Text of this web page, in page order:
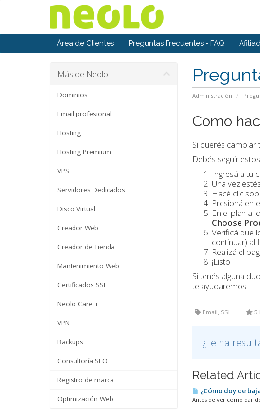
Área de Clientes Preguntas Frecuentes - FAQ
Administración
Más de Neolo
Dominios
Email profesional
Hosting
Hosting Premium
VPS
Servidores Dedicados
Disco Virtual
Creador Web
Creador de Tienda
Mantenimiento Web
Certificados SSL
Neolo Care +
VPN
Backups
Consultoría SEO
Registro de marca
Optimización Web
Como
Si querés cambiar
Debés seguir
Ingresá a tu
Una vez
Hacé clic
Presioná en
En el plan al
Choose
Verificá que
continuar) al
Realizá el
¡Listo!
Si tenés alguna
te ayudaremos.
Email, SSL 5
¿Le ha
Related
¿Cómo doy de
Antes de ver como dar